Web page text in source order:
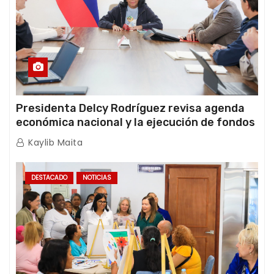
Presidenta Delcy Rodríguez revisa agenda
económica nacional y la ejecución de fondos
de emergencia post-sismos
Kaylib Maita
DESTACADO NOTICIAS